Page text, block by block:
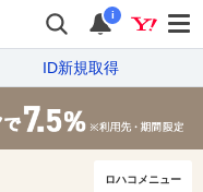
i
ID新規取得
ロハコメニュー